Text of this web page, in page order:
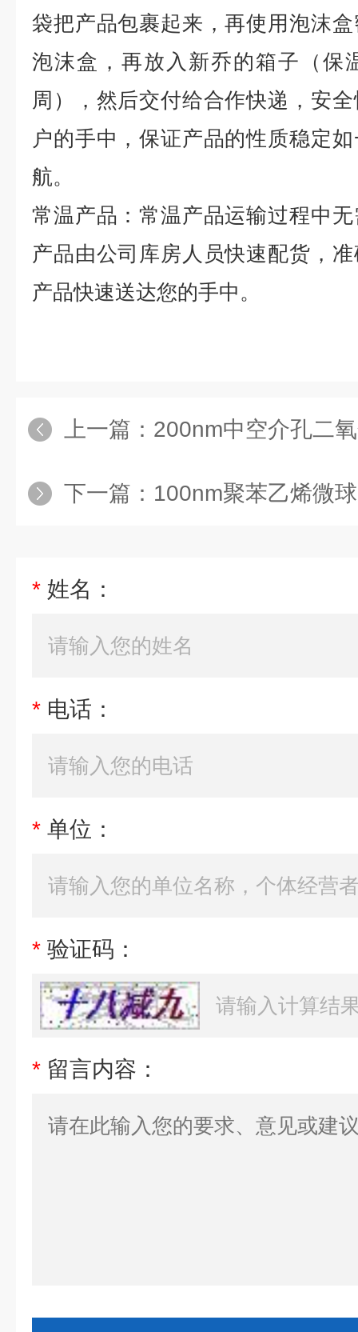
袋把产品包裹起来，再使用泡沫
泡沫盒，再放入新乔的箱子（保
周），然后交付给合作快递，安
户的手中，保证产品的性质稳定
航。
常温产品：常温产品运输过程中
产品由公司库房人员快速配货，
产品快速送达您的手中。
上一篇： 200nm中空介孔二
下一篇： 100nm聚苯乙烯微球
* 姓名：
* 电话：
* 单位：
* 验证码：
* 留言内容：